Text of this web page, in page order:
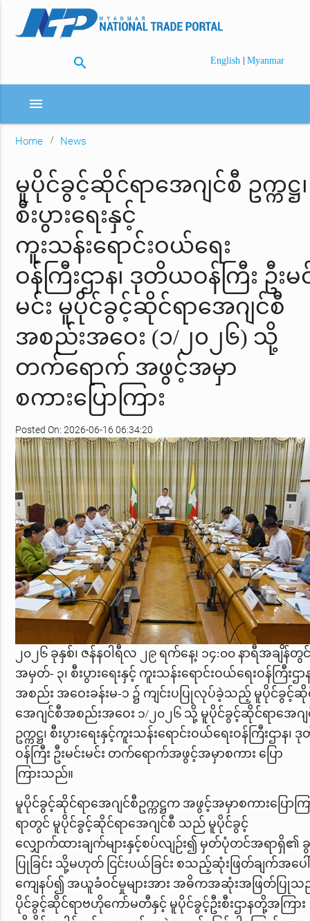
search English | Myanmar
menu
Home News
မူပိုင်ခွင့်ဆိုင်ရာအေဂျင်စီ ဥက္ကဋ္ဌ၊
စီးပွားရေးနှင့်
ကူးသန်းရောင်းဝယ်ရေး
ဝန်ကြီးဌာန၊ ဒုတိယဝန်ကြီး ဦးမ
မင်း မူပိုင်ခွင့်ဆိုင်ရာအေဂျင်စီ
အစည်းအဝေး (၁/၂၀၂၆) သို့
တက်ရောက် အဖွင့်အမှာ
စကားပြောကြား
Posted On: 2026-06-16 06:34:20
၂၀၂၆ ခုနှစ်၊ ဇန်နဝါရီလ ၂၉ ရက်နေ့၊ ၁၄:၀၀ နာရီအချိန်တွင်
အမှတ်- ၃၊ စီးပွားရေးနှင့် ကူးသန်းရောင်းဝယ်ရေးဝန်ကြီးဌာ
အစည်း အဝေးခန်းမ-၁ ၌ ကျင်းပပြုလုပ်ခဲ့သည့် မူပိုင်ခွင့်ဆို
အေဂျင်စီအစည်းအဝေး ၁/၂၀၂၆ သို့ မူပိုင်ခွင့်ဆိုင်ရာအေဂျ
ဥက္ကဋ္ဌ၊ စီးပွားရေးနှင့်ကူးသန်းရောင်းဝယ်ရေးဝန်ကြီးဌာန၊
ဝန်ကြီး ဦးမင်းမင်း တက်ရောက်အဖွင့်အမှာစကား ပြော
ကြားသည်။
မူပိုင်ခွင့်ဆိုင်ရာအေဂျင်စီဥက္ကဋ္ဌက အဖွင့်အမှာစကားပြောကြ
ရာတွင် မူပိုင်ခွင့်ဆိုင်ရာအေဂျင်စီ သည် မူပိုင်ခွင့်
လျှောက်ထားချက်များနှင့်စပ်လျဉ်း၍ မှတ်ပုံတင်အရာရှိ၏
ပြုခြင်း သို့မဟုတ် ငြင်းပယ်ခြင်း စသည့်ဆုံးဖြတ်ချက်အပေ
ကျေနပ်၍ အယူခံဝင်မှုများအား အဓိကအဆုံးအဖြတ်ပြုသ
ပိုင်ခွင့်ဆိုင်ရာဗဟိုကော်မတီနှင့် မူပိုင်ခွင့်ဦးစီးဌာနတို့အကြား